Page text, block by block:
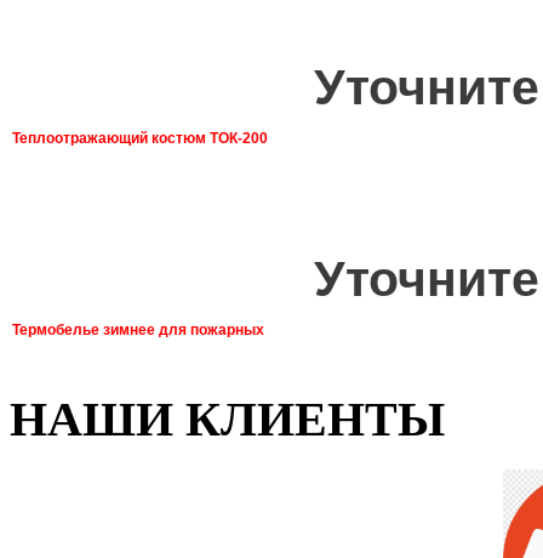
Теплоотражающий костюм ТОК-200
Термобелье зимнее для пожарных
НАШИ КЛИЕНТЫ